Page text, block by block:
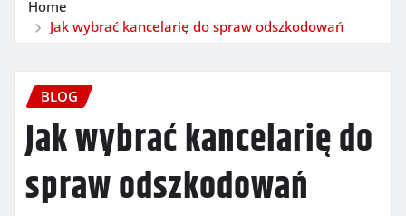
Home
Jak wybrać kancelarię do spraw odszkodowań
BLOG
Jak wybrać kancelarię do
spraw odszkodowań